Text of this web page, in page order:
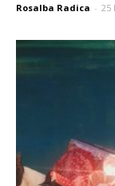
Rosalba Radica - 25